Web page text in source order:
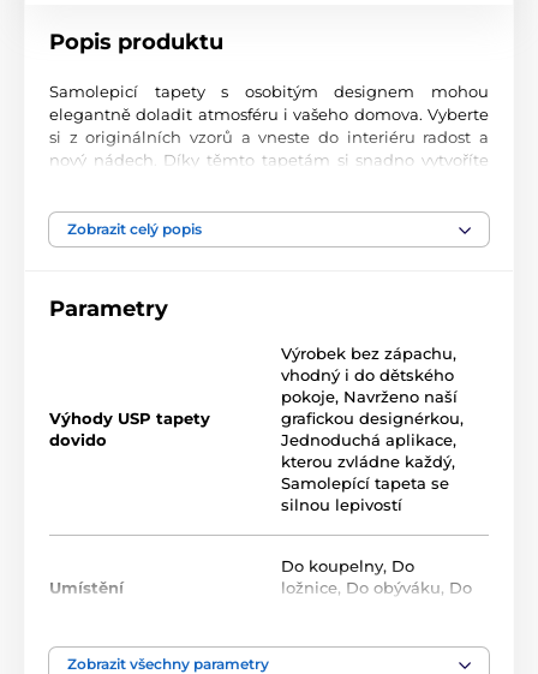
Popis produktu
Samolepicí tapety s osobitým designem mohou
elegantně doladit atmosféru i vašeho domova. Vyberte
si z originálních vzorů a vneste do interiéru radost a
nový nádech. Díky těmto tapetám si snadno vytvoříte
Precizní tisková kvalita
technologie nanáší potisk na fólii o tloušťce 90 µm.
akrylovým lepidlem s vysokou přilnavostí, které zajišťuje
dokonalé uchycení. Díky technologii tisku jsou velmi
Rozměr tapety v roli (šířka x výška v cm):
Zobrazit celý popis
Parametry
Výhody USP tapety
dovido
Výrobek bez zápachu,
vhodný i do dětského
pokoje, Navrženo naší
grafickou designérkou,
Jednoduchá aplikace,
kterou zvládne každý,
Samolepící tapeta se
silnou lepivostí
Umístění
Do koupelny, Do
ložnice, Do obýváku, Do
Zobrazit všechny parametry